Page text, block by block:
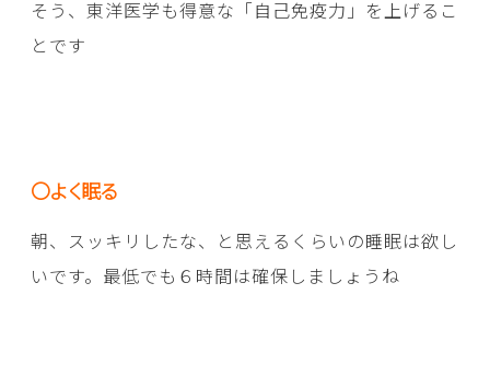
そう、東洋医学も得意な「自己免疫力」を上げるこ
とです
〇よく眠る
朝、スッキリしたな、と思えるくらいの睡眠は欲し
いです。最低でも６時間は確保しましょうね